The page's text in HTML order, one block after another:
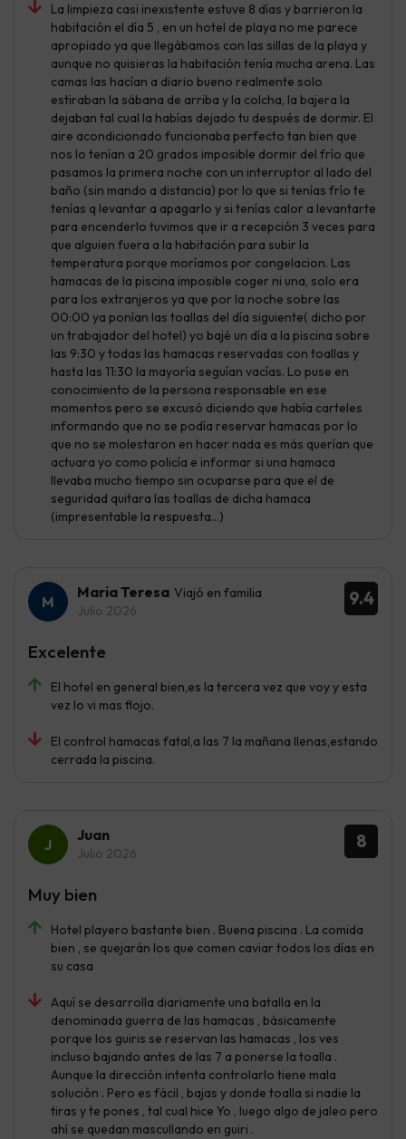
La limpieza casi inexistente estuve 8 días y barrieron la
habitación el día 5 , en un hotel de playa no me parece
apropiado ya que llegábamos con las sillas de la playa y
aunque no quisieras la habitación tenía mucha arena. Las
camas las hacían a diario bueno realmente solo
estiraban la sábana de arriba y la colcha, la bajera la
dejaban tal cual la habías dejado tu después de dormir. El
aire acondicionado funcionaba perfecto tan bien que
nos lo tenían a 20 grados imposible dormir del frío que
pasamos la primera noche con un interruptor al lado del
baño (sin mando a distancia) por lo que si tenías frío te
tenías q levantar a apagarlo y si tenías calor a levantarte
para encenderlo tuvimos que ir a recepción 3 veces para
que alguien fuera a la habitación para subir la
temperatura porque moríamos por congelacion. Las
hamacas de la piscina imposible coger ni una, solo era
para los extranjeros ya que por la noche sobre las
00:00 ya ponían las toallas del día siguiente( dicho por
un trabajador del hotel) yo bajé un día a la piscina sobre
las 9:30 y todas las hamacas reservadas con toallas y
hasta las 11:30 la mayoría seguían vacías. Lo puse en
conocimiento de la persona responsable en ese
momentos pero se excusó diciendo que había carteles
informando que no se podía reservar hamacas por lo
que no se molestaron en hacer nada es más querían que
actuara yo como policía e informar si una hamaca
llevaba mucho tiempo sin ocuparse para que el de
seguridad quitara las toallas de dicha hamaca
(impresentable la respuesta…)
9.4
Maria Teresa Viajó en familia
Julio 2026
El hotel en general bien,es la tercera vez que voy y esta
vez lo vi mas flojo.
El control hamacas fatal,a las 7 la mañana llenas,estando
cerrada la piscina.
Excelente
8
Juan
Julio 2026
Hotel playero bastante bien . Buena piscina . La comida
bien , se quejarán los que comen caviar todos los días en
su casa
Aquí se desarrolla diariamente una batalla en la
denominada guerra de las hamacas , básicamente
porque los guiris se reservan las hamacas , los ves
incluso bajando antes de las 7 a ponerse la toalla .
Aunque la dirección intenta controlarlo tiene mala
solución . Pero es fácil , bajas y donde toalla si nadie la
tiras y te pones , tal cual hice Yo , luego algo de jaleo pero
ahí se quedan mascullando en guiri .
Muy bien